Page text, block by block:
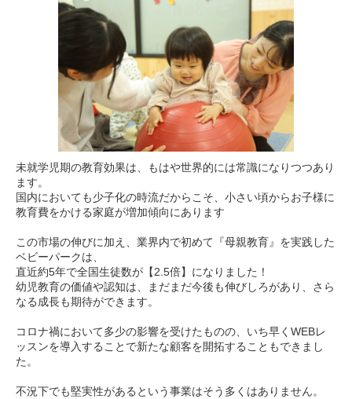
未就学児期の教育効果は、もはや世界的には常識になりつつあり
ます。
国内においても少子化の時流だからこそ、小さい頃からお子様に
教育費をかける家庭が増加傾向にあります
この市場の伸びに加え、業界内で初めて『母親教育』を実践した
ベビーパークは、
直近約5年で全国生徒数が【2.5倍】になりました！
幼児教育の価値や認知は、まだまだ今後も伸びしろがあり、さら
なる成長も期待ができます。
コロナ禍において多少の影響を受けたものの、いち早くWEBレ
ッスンを導入することで新たな顧客を開拓することもできまし
た。
不況下でも堅実性があるという事業はそう多くはありません。